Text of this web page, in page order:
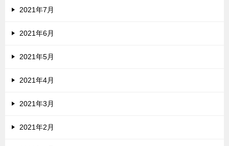
2021年7月
2021年6月
2021年5月
2021年4月
2021年3月
2021年2月